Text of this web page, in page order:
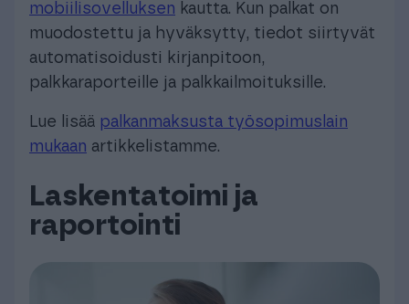
mobiilisovelluksen kautta. Kun palkat on
muodostettu ja hyväksytty, tiedot siirtyvät
automatisoidusti kirjanpitoon,
palkkaraporteille ja palkkailmoituksille.
Lue lisää palkanmaksusta työsopimuslain
mukaan artikkelistamme.
Laskentatoimi ja
raportointi